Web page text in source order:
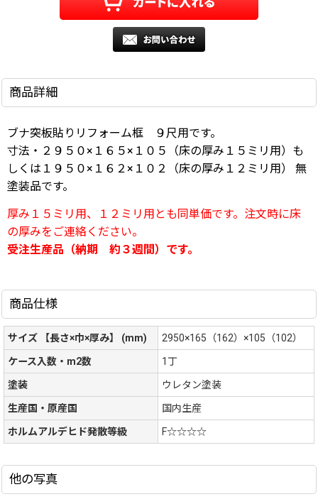
商品詳細
ブナ突板貼りリフォーム框 ９尺用です。
寸法・２９５０×１６５×１０５（床の厚み１５ミリ用）も
しくは１９５０×１６２×１０２（床の厚み１２ミリ用） 無
塗装品です。
厚み１５ミリ用、１２ミリ用とも同単価です。注文時に床
の厚みをご連絡ください。
受注生産品（納期 約３週間）です。
商品仕様
サイズ 【長さ×巾×厚み】 (mm) 2950×165（162）×105（102）
ケース入数・m2数 1丁
塗装 ウレタン塗装
生産国・原産国 国内生産
ホルムアルデヒド発散等級 F☆☆☆☆
他の写真